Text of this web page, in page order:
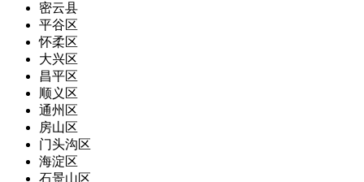
密云县
平谷区
怀柔区
大兴区
昌平区
顺义区
通州区
房山区
门头沟区
海淀区
石景山区